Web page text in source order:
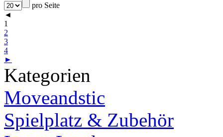
pro Seite
◄
1
2
3
4
►
Kategorien
Moveandstic
Spielplatz & Zubehör